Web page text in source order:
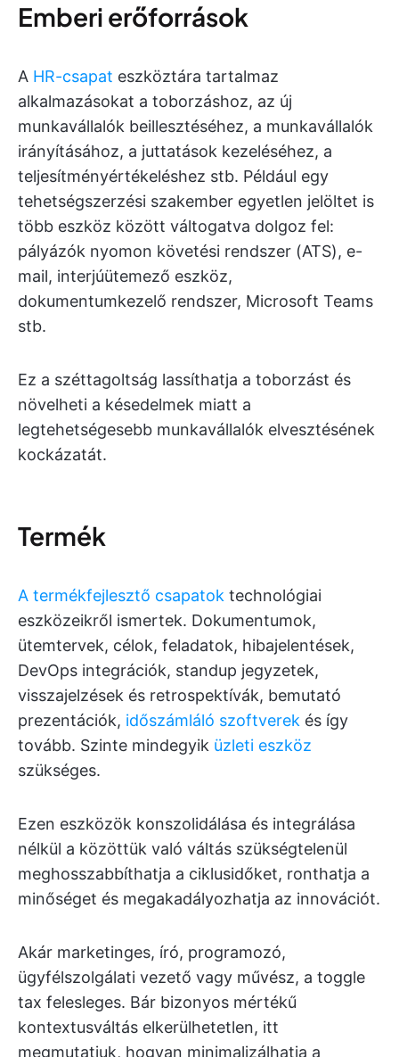
Emberi erőforrások
A HR-csapat eszköztára tartalmaz
alkalmazásokat a toborzáshoz, az új
munkavállalók beillesztéséhez, a munkavállalók
irányításához, a juttatások kezeléséhez, a
teljesítményértékeléshez stb. Például egy
tehetségszerzési szakember egyetlen jelöltet is
több eszköz között váltogatva dolgoz fel:
pályázók nyomon követési rendszer (ATS), e-
mail, interjúütemező eszköz,
dokumentumkezelő rendszer, Microsoft Teams
stb.
Ez a széttagoltság lassíthatja a toborzást és
növelheti a késedelmek miatt a
legtehetségesebb munkavállalók elvesztésének
kockázatát.
Termék
A termékfejlesztő csapatok technológiai
eszközeikről ismertek. Dokumentumok,
ütemtervek, célok, feladatok, hibajelentések,
DevOps integrációk, standup jegyzetek,
visszajelzések és retrospektívák, bemutató
prezentációk, időszámláló szoftverek és így
tovább. Szinte mindegyik üzleti eszköz
szükséges.
Ezen eszközök konszolidálása és integrálása
nélkül a közöttük való váltás szükségtelenül
meghosszabbíthatja a ciklusidőket, ronthatja a
minőséget és megakadályozhatja az innovációt.
Akár marketinges, író, programozó,
ügyfélszolgálati vezető vagy művész, a toggle
tax felesleges. Bár bizonyos mértékű
kontextusváltás elkerülhetetlen, itt
megmutatjuk, hogyan minimalizálhatja a